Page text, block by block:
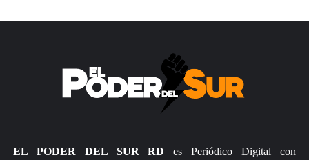
EL PODER DEL SUR RD es Periódico Digital con